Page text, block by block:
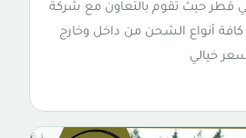
قطر حيث تقوم بالتعاون مع شركة
أنواع الشحن من داخل وخارج
خيالي